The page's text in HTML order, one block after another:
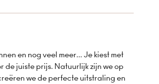
en nog veel meer... Je kiest met
de juiste prijs. Natuurlijk zijn we op
we de perfecte uitstraling en